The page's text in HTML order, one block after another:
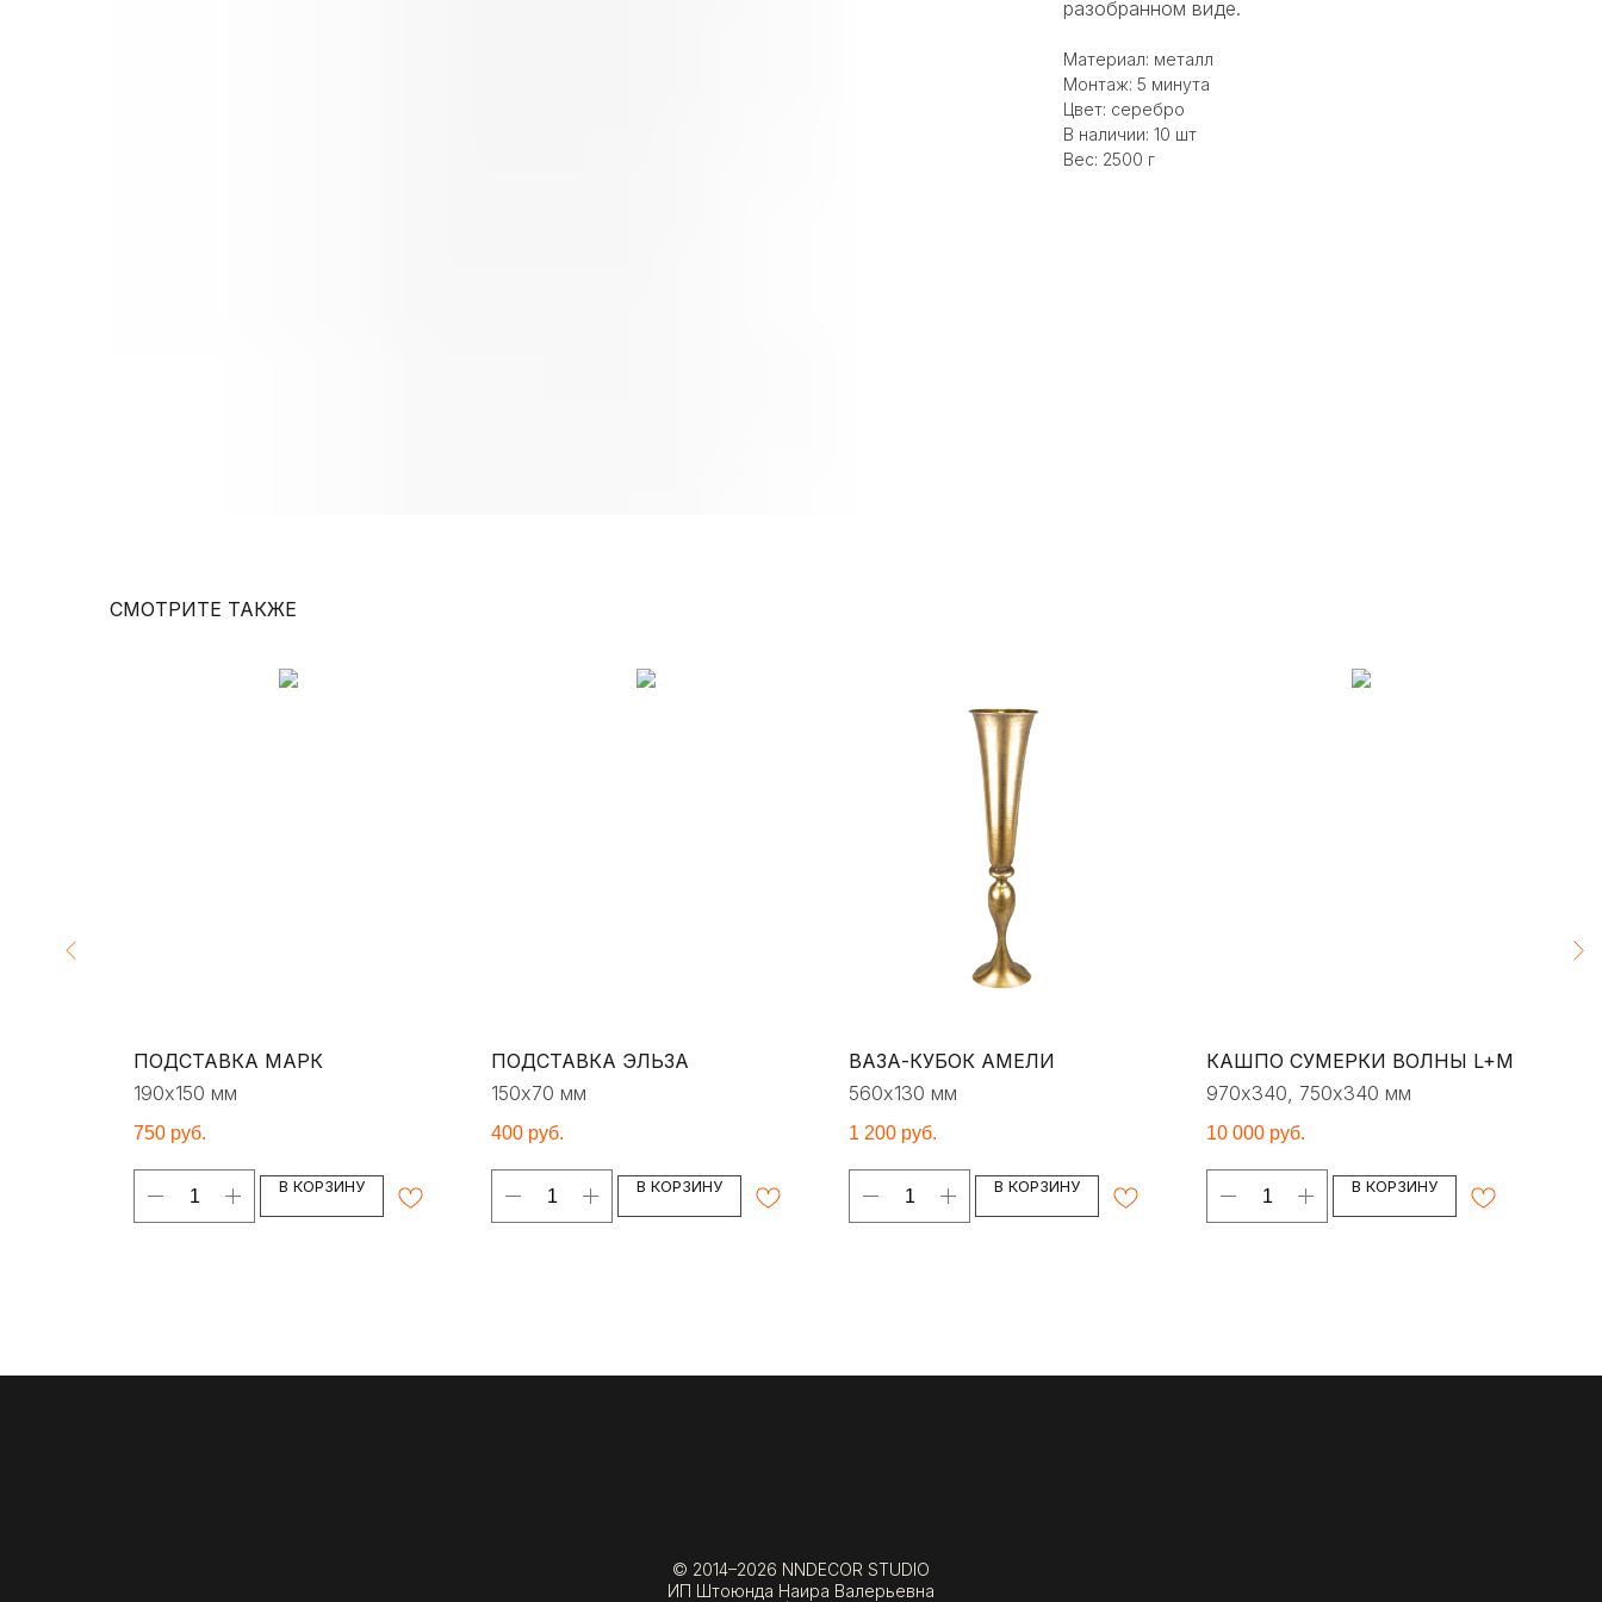
разобранном виде.
Материал: металл
Монтаж: 5 минута
Цвет: серебро
В наличии: 10 шт
Вес: 2500 г
СМОТРИТЕ ТАКЖЕ
ПОДСТАВКА МАРК
190х150 мм
750 руб.
В КОРЗИНУ
ПОДСТАВКА ЭЛЬЗА
150х70 мм
400 руб.
В КОРЗИНУ
ВАЗА-КУБОК АМЕЛИ
560х130 мм
1 200 руб.
В КОРЗИНУ
КАШПО СУМЕРКИ ВОЛНЫ L+M
970х340, 750х340 мм
10 000 руб.
В КОРЗИНУ
© 2014–2026 NNDECOR STUDIO
ИП Штоюнда Наира Валерьевна